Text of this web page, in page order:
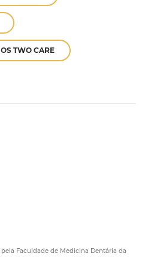
TWO CARE
Faculdade de Medicina Dentária da